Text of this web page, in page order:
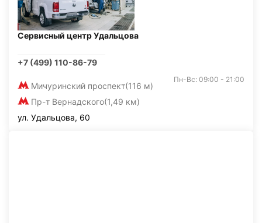
Сервисный центр Удальцова
+7 (499) 110-86-79
Мичуринский проспект(116 м)
Пр-т Вернадского(1,49 км)
Пн-Вс: 09:00 - 21:00
ул. Удальцова, 60